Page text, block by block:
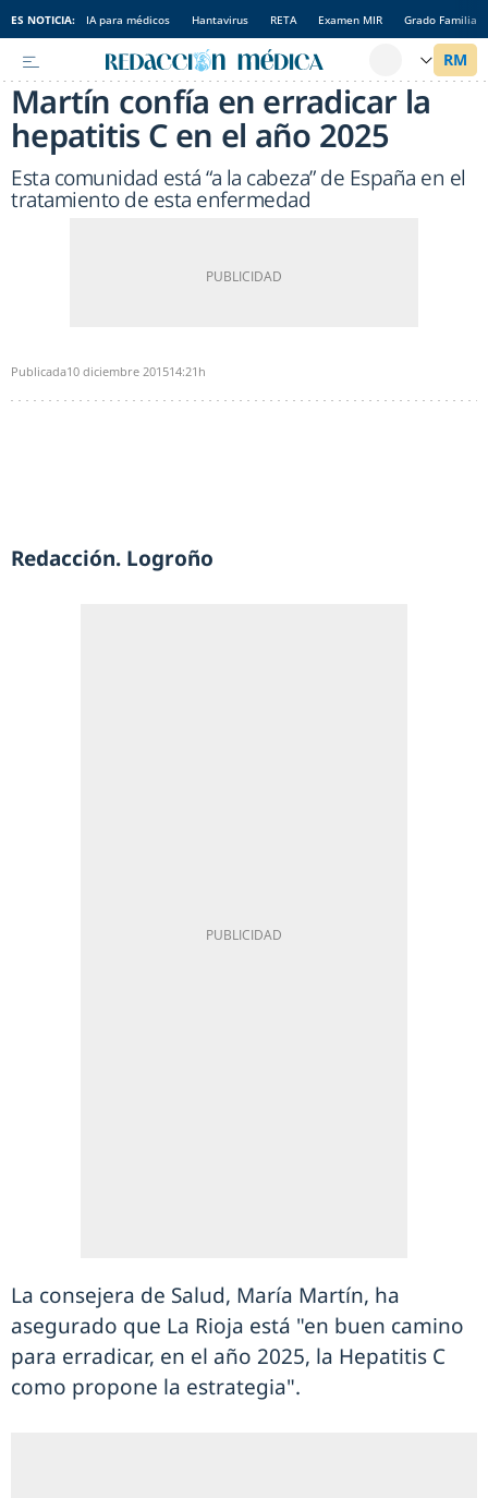
ES NOTICIA: IA para médicos Hantavirus RETA Examen MIR Grado Familia
Martín confía en erradicar la
hepatitis C en el año 2025
Esta comunidad está “a la cabeza” de España en el
tratamiento de esta enfermedad
Publicada10 diciembre 201514:21h
Redacción. Logroño
La consejera de Salud, María Martín, ha
asegurado que La Rioja está "en buen camino
para erradicar, en el año 2025, la Hepatitis C
como propone la estrategia".